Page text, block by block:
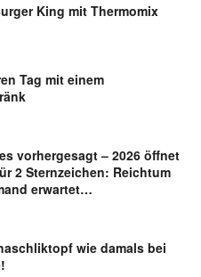
King mit Thermomix
Tag mit einem
vorhergesagt – 2026 öffnet
2 Sternzeichen: Reichtum
erwartet…
wie damals bei